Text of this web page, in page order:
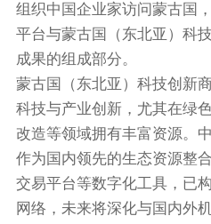
组织中国企业家访问蒙古国
平台与蒙古国（东北亚）科
成果的组成部分。
蒙古国（东北亚）科技创新
科技与产业创新，尤其在绿
改造等领域拥有丰富资源。
作为国内领先的生态资源整
交易平台等数字化工具，已
网络，未来将深化与国内外